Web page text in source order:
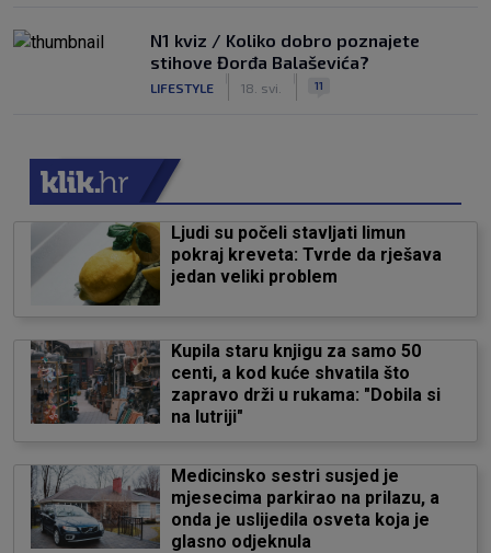
N1 kviz / Koliko dobro poznajete
stihove Đorđa Balaševića?
LIFESTYLE 18. svi. 11
Ljudi su počeli stavljati limun
pokraj kreveta: Tvrde da rješava
jedan veliki problem
Kupila staru knjigu za samo 50
centi, a kod kuće shvatila što
zapravo drži u rukama: "Dobila si
na lutriji"
Medicinsko sestri susjed je
mjesecima parkirao na prilazu, a
onda je uslijedila osveta koja je
glasno odjeknula